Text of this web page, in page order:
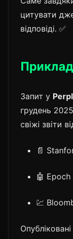
цитувати
відповіді. ✅
Запит у
грудень
свіжі звіти
📄
🤖 Epoch
💹